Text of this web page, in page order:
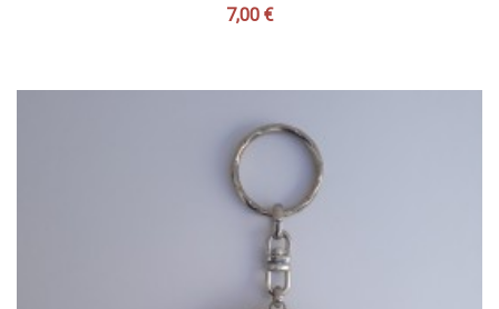
Precio
7,00 €